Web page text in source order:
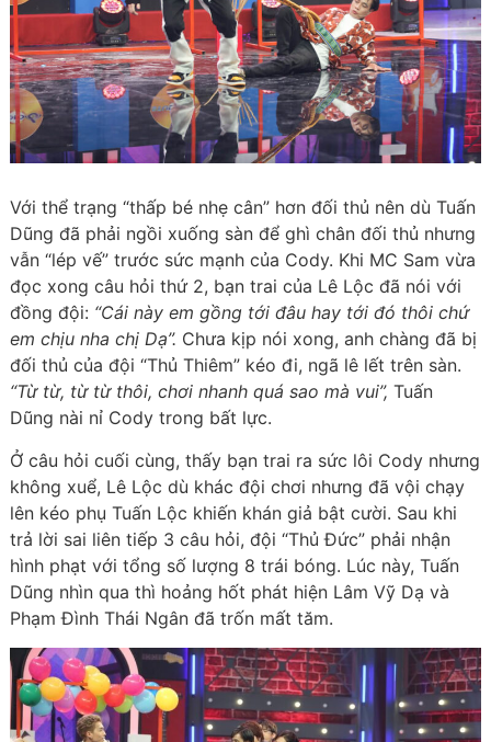
Với thể trạng “thấp bé nhẹ cân” hơn đối thủ nên dù Tuấn
Dũng đã phải ngồi xuống sàn để ghì chân đối thủ nhưng
vẫn “lép vế” trước sức mạnh của Cody. Khi MC Sam vừa
đọc xong câu hỏi thứ 2, bạn trai của Lê Lộc đã nói với
đồng đội: “Cái này em gồng tới đâu hay tới đó thôi chứ
em chịu nha chị Dạ”. Chưa kịp nói xong, anh chàng đã bị
đối thủ của đội “Thủ Thiêm” kéo đi, ngã lê lết trên sàn.
“Từ từ, từ từ thôi, chơi nhanh quá sao mà vui”, Tuấn
Dũng nài nỉ Cody trong bất lực.
Ở câu hỏi cuối cùng, thấy bạn trai ra sức lôi Cody nhưng
không xuể, Lê Lộc dù khác đội chơi nhưng đã vội chạy
lên kéo phụ Tuấn Lộc khiến khán giả bật cười. Sau khi
trả lời sai liên tiếp 3 câu hỏi, đội “Thủ Đức” phải nhận
hình phạt với tổng số lượng 8 trái bóng. Lúc này, Tuấn
Dũng nhìn qua thì hoảng hốt phát hiện Lâm Vỹ Dạ và
Phạm Đình Thái Ngân đã trốn mất tăm.